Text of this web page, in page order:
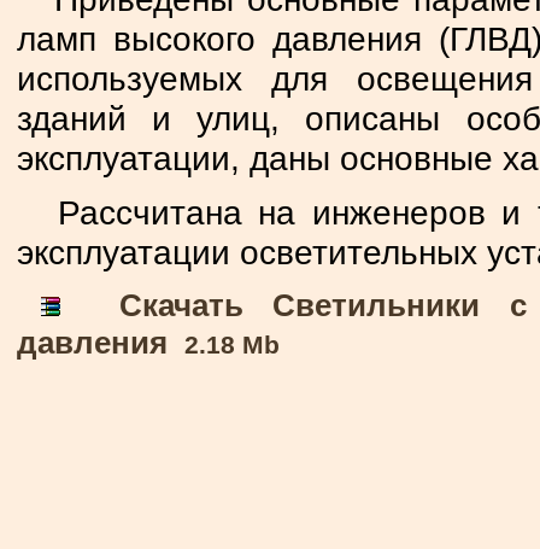
ламп высокого давления
используемых для
зданий и улиц, описаны
эксплуатации, даны основные
Рассчитана на инженеров и
эксплуатации осветительных
Скачать Светильники с
давления
2.18 Mb